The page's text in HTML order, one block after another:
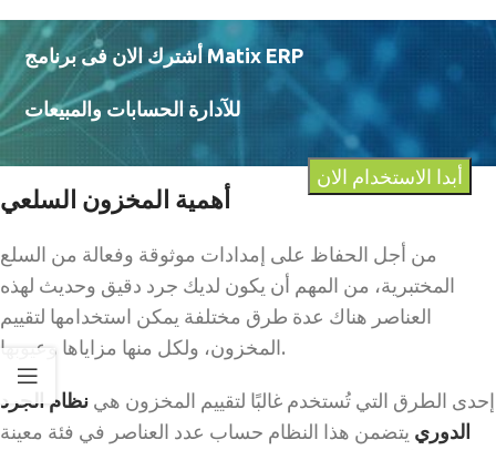
أشترك الان فى برنامج Matix ERP
للآدارة الحسابات والمبيعات
أبدا الاستخدام الان
أهمية المخزون السلعي
من أجل الحفاظ على إمدادات موثوقة وفعالة من السلع
المختبرية، من المهم أن يكون لديك جرد دقيق وحديث لهذه
العناصر هناك عدة طرق مختلفة يمكن استخدامها لتقييم
المخزون، ولكل منها مزاياها وعيوبها.
إحدى الطرق التي تُستخدم غالبًا لتقييم المخزون هي نظام الجرد
الدوري يتضمن هذا النظام حساب عدد العناصر في فئة معينة